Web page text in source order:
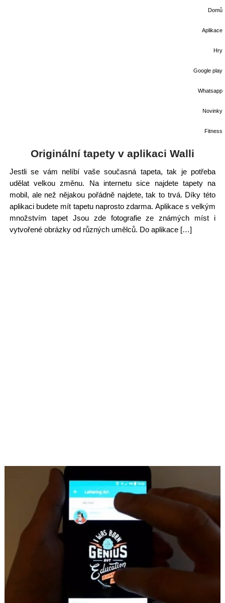
Domů
Aplikace
Hry
Google play
Whatsapp
Novinky
Fitness
Originální tapety v aplikaci Walli
Jestli se vám nelíbí vaše současná tapeta, tak je potřeba
udělat velkou změnu. Na internetu sice najdete tapety na
mobil, ale než nějakou pořádně najdete, tak to trvá. Díky této
aplikaci budete mít tapetu naprosto zdarma. Aplikace s velkým
množstvím tapet Jsou zde fotografie ze známých míst i
vytvořené obrázky od různých umělců. Do aplikace […]